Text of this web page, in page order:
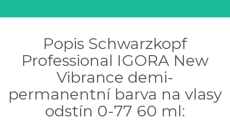
Popis Schwarzkopf
Professional IGORA New
Vibrance demi-
permanentní barva na vlasy
odstín 0-77 60 ml: